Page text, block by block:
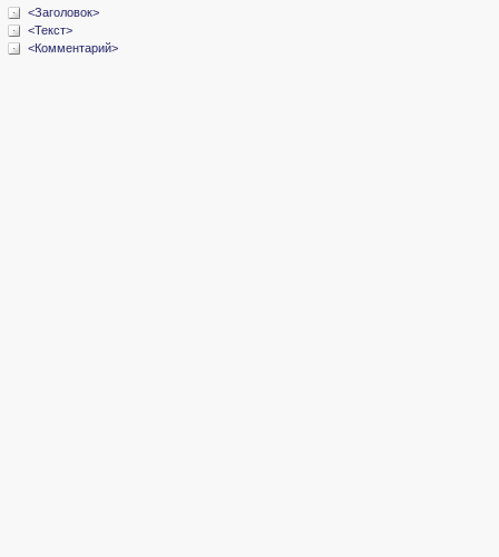
<Заголовок>
<Текст>
<Комментарий>